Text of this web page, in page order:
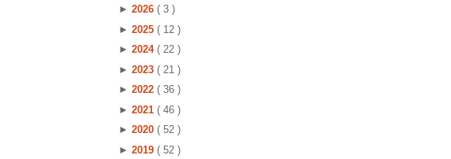
► 2026 ( 3 )
► 2025 ( 12 )
► 2024 ( 22 )
► 2023 ( 21 )
► 2022 ( 36 )
► 2021 ( 46 )
► 2020 ( 52 )
► 2019 ( 52 )